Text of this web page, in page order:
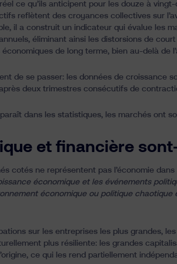
ce qu’ils anticipent pour les douze à
reflètent des croyances collectives sur
il a construit un indicateur qui évalue les
éliminant ainsi les distorsions de
de long terme, bien au-delà de
de se passer: les données de croissance
deux trimestres consécutifs de
dans les statistiques, les marchés ont
et financière
cotés ne représentent pas l’économie
économique et les événements
économique ou politique
sur les entreprises les plus grandes,
plus résiliente: les grandes
ce qui les rend partiellement